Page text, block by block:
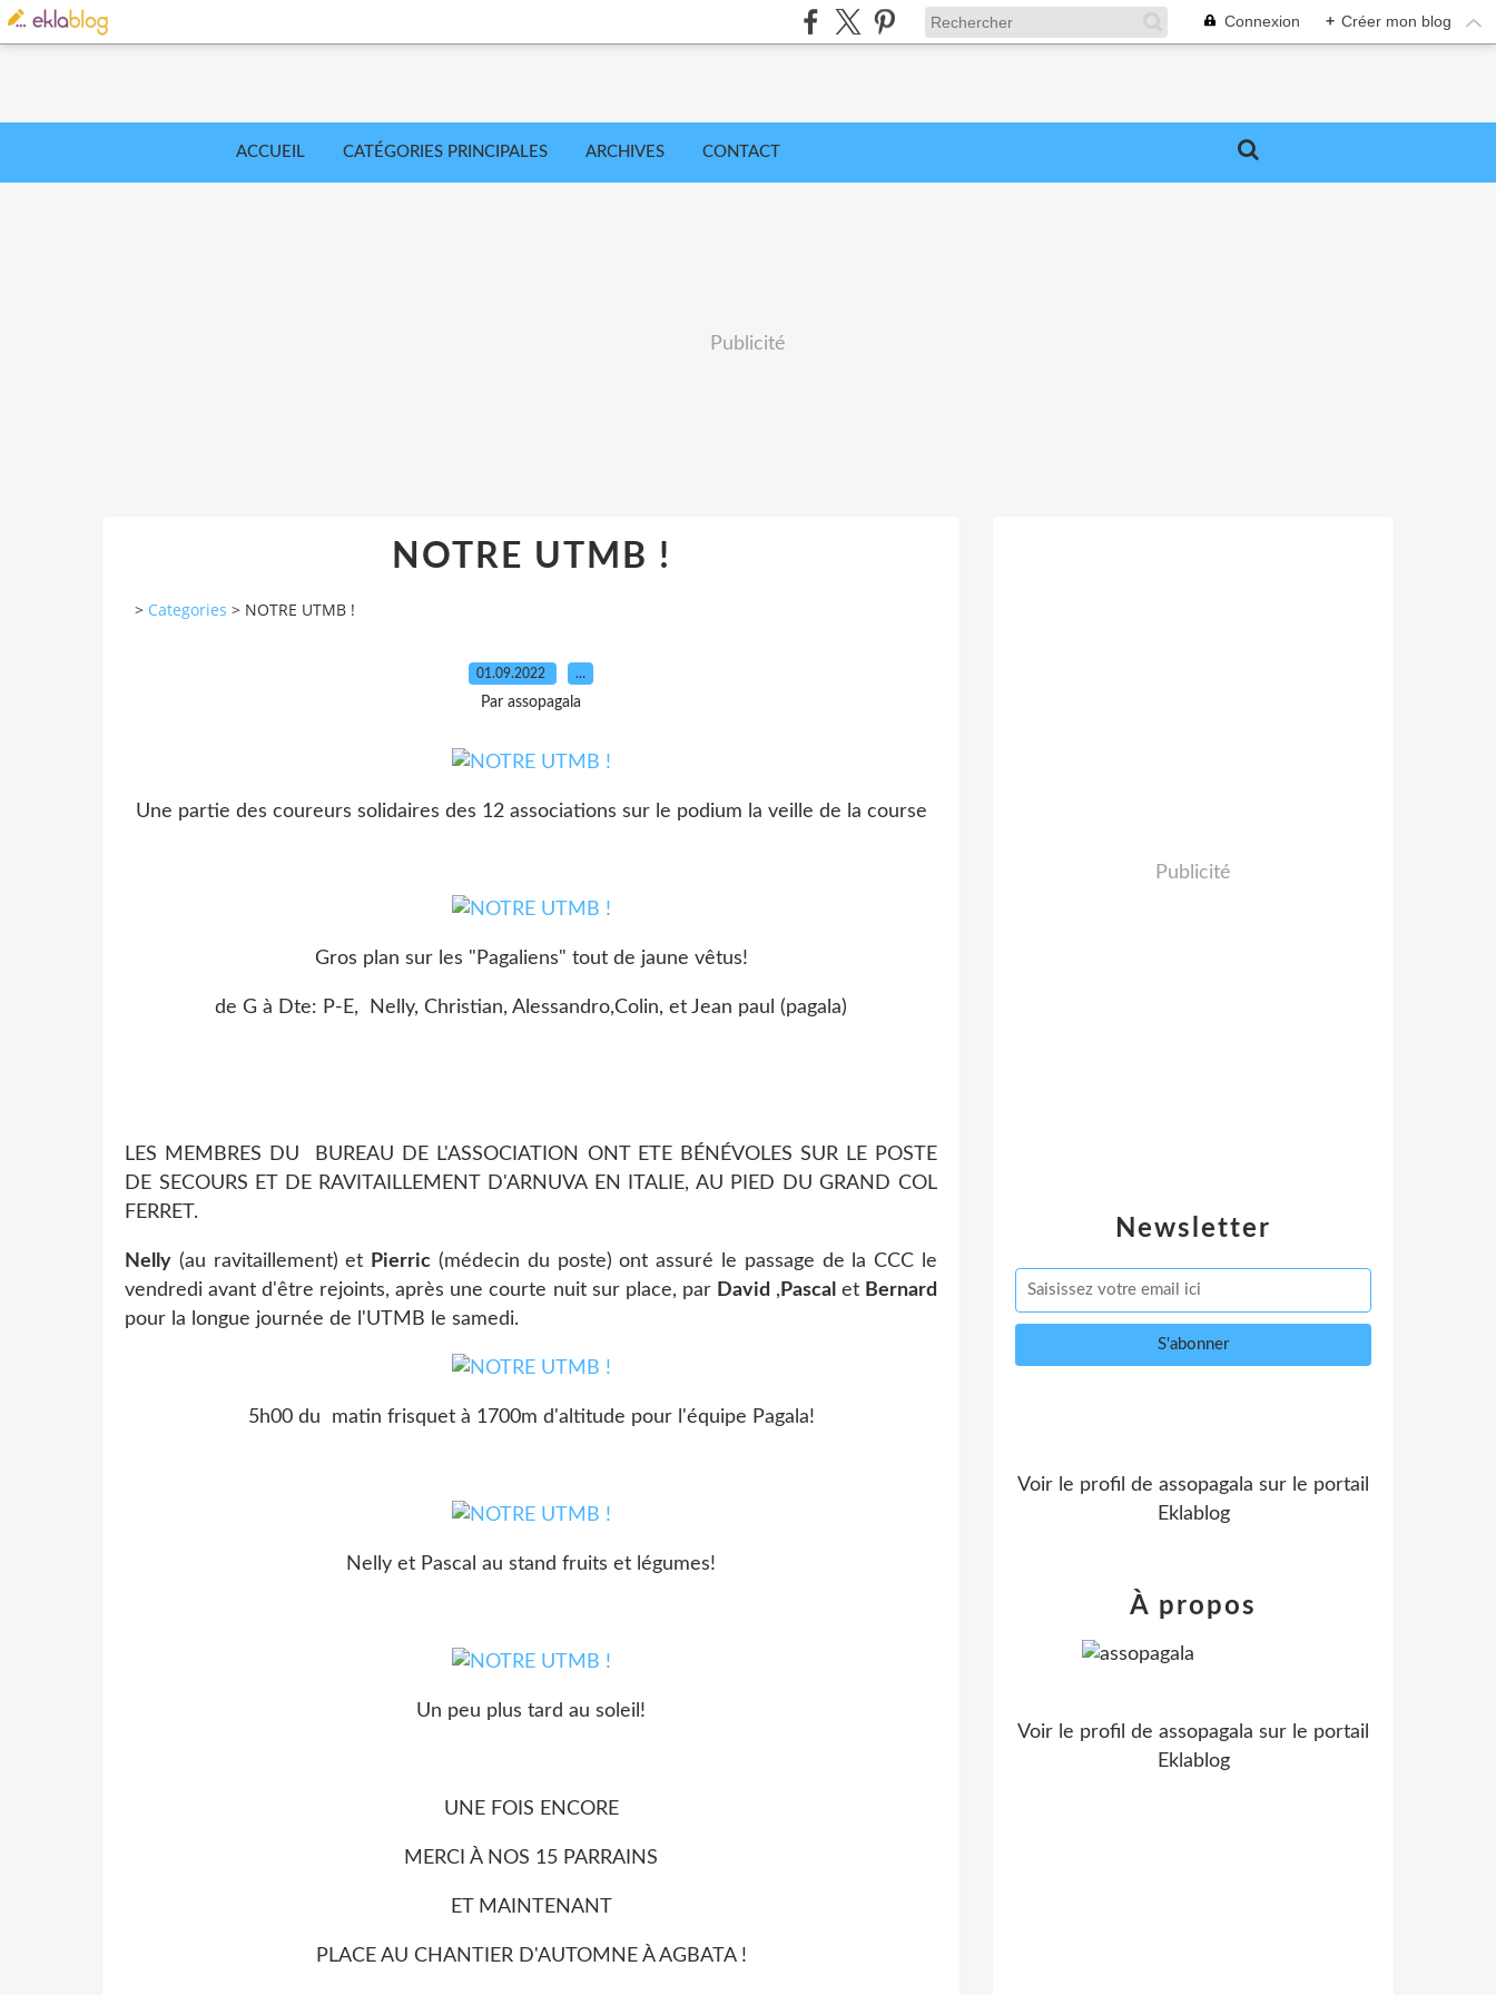
Connexion + Créer mon blog
ACCUEIL CATÉGORIES PRINCIPALES ARCHIVES CONTACT
Publicité
NOTRE UTMB !
> Categories > NOTRE UTMB !
01.09.2022 …
Par assopagala
Une partie des coureurs solidaires des 12 associations sur le podium la veille de la course
Gros plan sur les "Pagaliens" tout de jaune vêtus!
de G à Dte: P-E, Nelly, Christian, Alessandro,Colin, et Jean paul (pagala)
LES MEMBRES DU BUREAU DE L'ASSOCIATION ONT ETE BÉNÉVOLES SUR LE POSTE
DE SECOURS ET DE RAVITAILLEMENT D'ARNUVA EN ITALIE, AU PIED DU GRAND COL
FERRET.
Nelly (au ravitaillement) et Pierric (médecin du poste) ont assuré le passage de la CCC le
vendredi avant d'être rejoints, après une courte nuit sur place, par David , Pascal et Bernard
pour la longue journée de l'UTMB le samedi.
5h00 du matin frisquet à 1700m d'altitude pour l'équipe Pagala!
Nelly et Pascal au stand fruits et légumes!
Un peu plus tard au soleil!
UNE FOIS ENCORE
MERCI À NOS 15 PARRAINS
ET MAINTENANT
PLACE AU CHANTIER D'AUTOMNE À AGBATA !
Newsletter
Publicité
Voir le profil de assopagala sur le portail
Eklablog
À propos
Voir le profil de assopagala sur le portail
Eklablog